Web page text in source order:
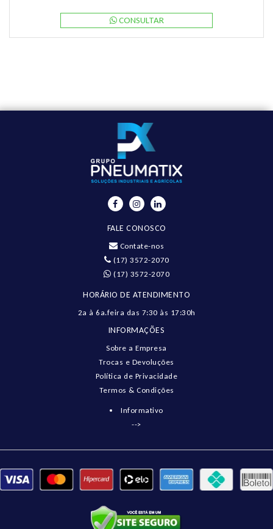
CONSULTAR
FALE CONOSCO
Contate-nos
(17) 3572-2070
(17) 3572-2070
HORÁRIO DE ATENDIMENTO
2a à 6a.feira das 7:30 às 17:30h
INFORMAÇÕES
Sobre a Empresa
Trocas e Devoluções
Política de Privacidade
Termos & Condições
Informativo
-->